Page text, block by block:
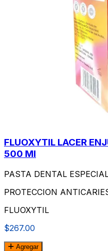
FLUOXYTIL LACER
500 Ml
PASTA DENTAL
PROTECCION
FLUOXYTIL
$267.00
Agregar